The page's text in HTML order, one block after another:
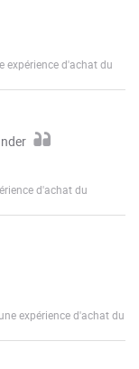
expérience d'achat du
d'achat du
expérience d'achat du